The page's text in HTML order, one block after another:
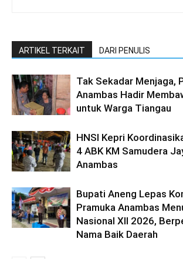
ARTIKEL TERKAIT DARI PENULIS
Tak Sekadar Menjaga,
Anambas Hadir
untuk Warga Tiangau
HNSI Kepri
4 ABK KM Samudera
Anambas
Bupati Aneng Lepas
Pramuka Anambas
Nasional XII 2026,
Nama Baik Daerah